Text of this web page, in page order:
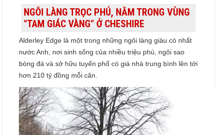
NGÔI LÀNG TRỌC PHÚ, NẰM TRONG VÙNG
"TAM GIÁC VÀNG" Ở CHESHIRE
Alderley Edge là một trong những ngôi làng giàu có nhất
nước Anh, nơi sinh sống của nhiều triệu phú, ngôi sao
bóng đá và sở hữu tuyến phố có giá nhà trung bình lên tới
hơn 210 tỷ đồng mỗi căn.